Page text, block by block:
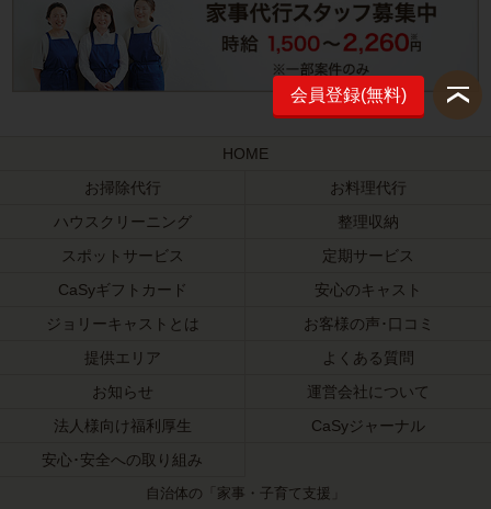
会員登録(無料)
HOME
お掃除代行
お料理代行
ハウスクリーニング
整理収納
スポットサービス
定期サービス
CaSyギフトカード
安心のキャスト
ジョリーキャストとは
お客様の声･口コミ
提供エリア
よくある質問
お知らせ
運営会社について
法人様向け福利厚生
CaSyジャーナル
安心･安全への取り組み
自治体の「家事・子育て支援」